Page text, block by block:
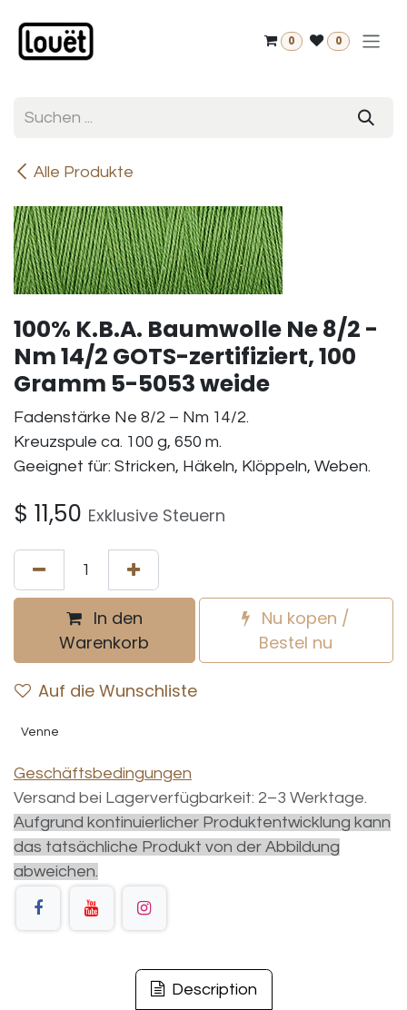
0 0
Alle Produkte
100% K.B.A. Baumwolle Ne 8/2 -
Nm 14/2 GOTS-zertifiziert, 100
Gramm 5-5053 weide
Fadenstärke Ne 8/2 – Nm 14/2.
Kreuzspule ca. 100 g, 650 m.
Geeignet für: Stricken, Häkeln, Klöppeln, Weben.
$ 11,50 Exklusive Steuern
In den
Warenkorb
Nu kopen /
Bestel nu
Auf die Wunschliste
Venne
Geschäftsbedingungen
Versand bei Lagerverfügbarkeit: 2–3 Werktage.
Aufgrund kontinuierlicher Produktentwicklung kann
das tatsächliche Produkt von der Abbildung
abweichen.
Description